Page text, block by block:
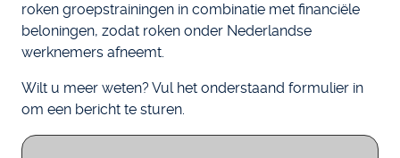
roken groepstrainingen in combinatie met financiële
beloningen, zodat roken onder Nederlandse
werknemers afneemt.
Wilt u meer weten? Vul het onderstaand formulier in
om een bericht te sturen.